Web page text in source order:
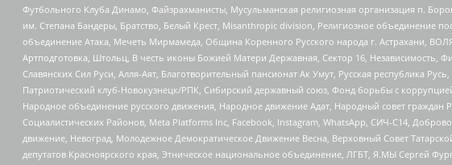
Футбольного Клуба Динамо, Файзрахманисты, Мусульманская религиозная организация п.
им. Степана Бандеры, Братство, Белый Крест, Misanthropic division, Религиозное объединение
объединение Атака, Мечеть Мирмамеда, Община Коренного Русского народа г. Астрахани,
Артподготовка, Штольц, В честь иконы Божией Матери Державная, Сектор 16,
Славянских Сил Руси, Алля-Аят, Благотворительный пансионат Ак Умут, Русская республика
Патриотический клуб-Новокузнецк/РПК, Сибирский державный союз, Фонд борьбы с
Народное объединение русского движения, Народное движение Адат, Народный совет
Социалистических Районов, Meta Platforms Inc, Facebook, Instagram, WhatsApp, СИЧ-С14,
движение, Невоград, Молодежное Демократическое Движение Весна, Верховный Совет
депутатов Красноярского края, Этническое национальное объединение, ЛГБТ, Я.МЫ Сергей